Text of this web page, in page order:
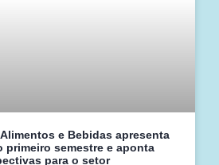
e Bebidas apresenta
primeiro semestre e aponta
para o setor